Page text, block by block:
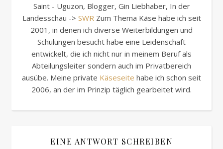
Saint - Uguzon, Blogger, Gin Liebhaber, In der
Landesschau -> SWR Zum Thema Käse habe ich seit
2001, in denen ich diverse Weiterbildungen und
Schulungen besucht habe eine Leidenschaft
entwickelt, die ich nicht nur in meinem Beruf als
Abteilungsleiter sondern auch im Privatbereich
ausübe. Meine private Käseseite habe ich schon seit
2006, an der im Prinzip täglich gearbeitet wird.
EINE ANTWORT SCHREIBEN